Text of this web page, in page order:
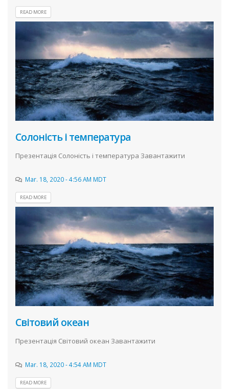
READ MORE
Солоність і температура
Презентація Солоність і температура Завантажити
Mar. 18, 2020 - 4:56 AM MDT
READ MORE
Світовий океан
Презентація Світовий океан Завантажити
Mar. 18, 2020 - 4:54 AM MDT
READ MORE